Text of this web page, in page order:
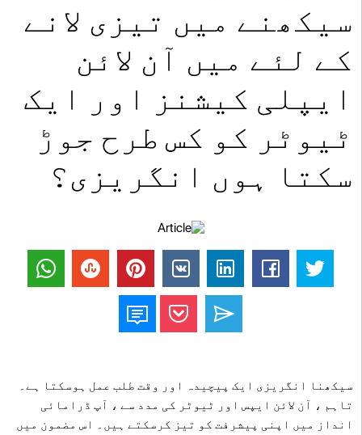
سیکھنے میں تیزی لانے
کے لئے میں آن لائن
ایپلی کیشنز اور ایک
ٹیوٹر کو کس طرح جوڑ
سکتا ہوں انگریزی؟
سیکھنا انگریزی ایک پیچیدہ اور وقت طلب عمل ہوسکتا ہے۔
تاہم ، آن لائن ایپس اور ٹیوٹر کی مدد سے ، آپ ڈرامائی
انداز میں اپنی پیشرفت کو تیز کرسکتے ہیں۔ اس مضمون میں